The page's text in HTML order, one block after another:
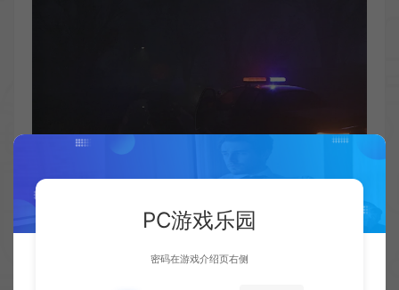
PC游戏乐园
密码在游戏介绍页右侧